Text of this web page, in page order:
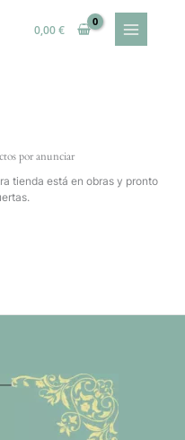
0,00€
por anunciar
tienda está en obras y pronto